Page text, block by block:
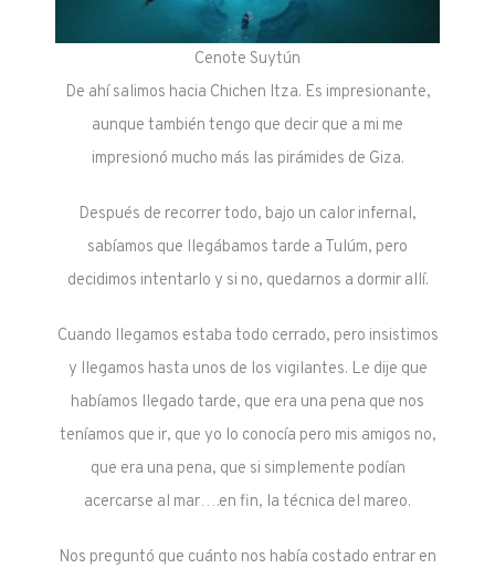
Cenote Suytún
De ahí salimos hacia Chichen Itza. Es impresionante,
aunque también tengo que decir que a mi me
impresionó mucho más las pirámides de Giza.
Después de recorrer todo, bajo un calor infernal,
sabíamos que llegábamos tarde a Tulúm, pero
decidimos intentarlo y si no, quedarnos a dormir allí.
Cuando llegamos estaba todo cerrado, pero insistimos
y llegamos hasta unos de los vigilantes. Le dije que
habíamos llegado tarde, que era una pena que nos
teníamos que ir, que yo lo conocía pero mis amigos no,
que era una pena, que si simplemente podían
acercarse al mar….en fin, la técnica del mareo.
Nos preguntó que cuánto nos había costado entrar en